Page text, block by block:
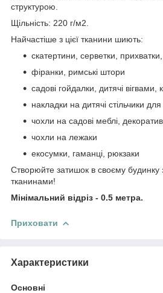
структурою.
Щільність: 220 г/м2.
Найчастіше з цієї тканини шиють:
скатертини, серветки,
фіранки, римські штори
садові гойдалки, дитячі
накладки на дитячі стільчики
чохли на садові меблі,
чохли на лежаки
екосумки, гаманці, рюкзаки
Створюйте затишок в своєму
тканинами!
Мінімальний відріз - 0.5 метра.
Приховати
Характеристики
Основні